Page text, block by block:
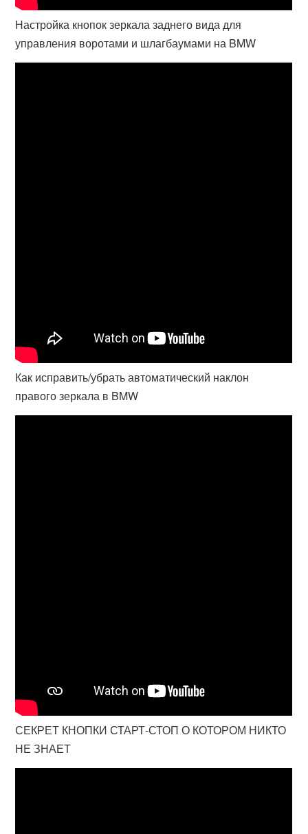
Настройка кнопок зеркала заднего вида для
управления воротами и шлагбаумами на BMW
Как исправить/убрать автоматический наклон
правого зеркала в BMW
СЕКРЕТ КНОПКИ СТАРТ-СТОП О КОТОРОМ НИКТО
НЕ ЗНАЕТ